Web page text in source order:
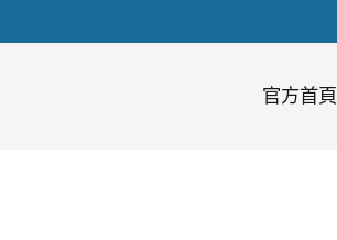
源保護方案設計；律
元件代理、
官方首頁